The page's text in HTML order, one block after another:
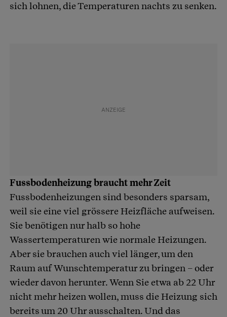
sich lohnen, die Temperaturen nachts zu senken.
Fussbodenheizung braucht mehr Zeit
Fussbodenheizungen sind besonders sparsam,
weil sie eine viel grössere Heizfläche aufweisen.
Sie benötigen nur halb so hohe
Wassertemperaturen wie normale Heizungen.
Aber sie brauchen auch viel länger, um den
Raum auf Wunschtemperatur zu bringen – oder
wieder davon herunter. Wenn Sie etwa ab 22 Uhr
nicht mehr heizen wollen, muss die Heizung sich
bereits um 20 Uhr ausschalten. Und das